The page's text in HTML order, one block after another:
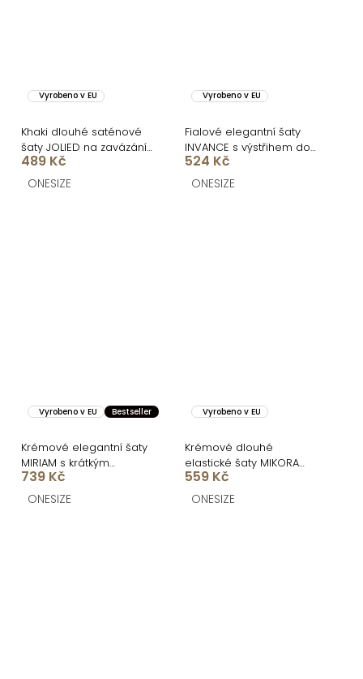
Vyrobeno v EU
Khaki dlouhé saténové
šaty JOLIED na zavázání
kolem krku
489 Kč
ONESIZE
Vyrobeno v EU
Fialové elegantní šaty
INVANCE s výstřihem do
V
524 Kč
ONESIZE
Vyrobeno v EU Bestseller
Krémové elegantní šaty
MIRIAM s krátkým
rukávem
739 Kč
ONESIZE
Vyrobeno v EU
Krémové dlouhé
elastické šaty MIKORA
pro družičky
559 Kč
ONESIZE